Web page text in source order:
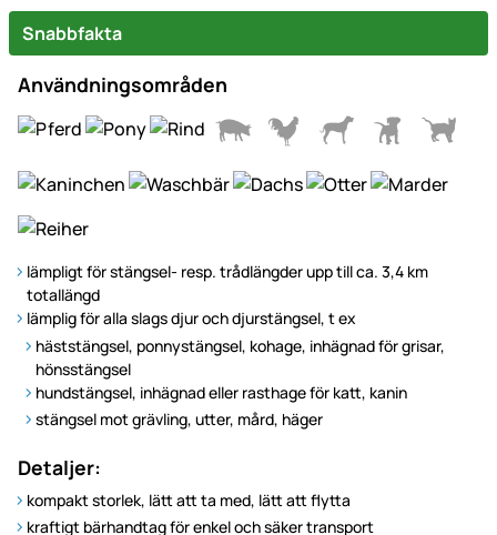
Snabbfakta
Användningsområden
lämpligt för stängsel- resp. trådlängder upp till ca. 3,4 km
totallängd
lämplig för alla slags djur och djurstängsel, t ex
häststängsel, ponnystängsel, kohage, inhägnad för grisar,
hönsstängsel
hundstängsel, inhägnad eller rasthage för katt, kanin
stängsel mot grävling, utter, mård, häger
Detaljer:
kompakt storlek, lätt att ta med, lätt att flytta
kraftigt bärhandtag för enkel och säker transport